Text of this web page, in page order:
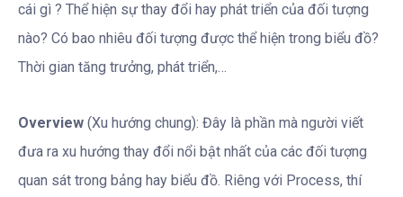
cái gì ? Thể hiện sự thay đổi hay phát triển của đối tượng
nào? Có bao nhiêu đối tượng được thể hiện trong biểu đồ?
Thời gian tăng trưởng, phát triển,…
Overview (Xu hướng chung): Đây là phần mà người viết
đưa ra xu hướng thay đổi nổi bật nhất của các đối tượng
quan sát trong bảng hay biểu đồ. Riêng với Process, thí